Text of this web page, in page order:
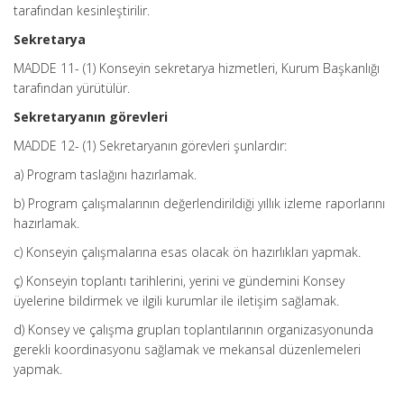
tarafından kesinleştirilir.
Sekretarya
MADDE 11- (1) Konseyin sekretarya hizmetleri, Kurum Başkanlığı
tarafından yürütülür.
Sekretaryanın görevleri
MADDE 12- (1) Sekretaryanın görevleri şunlardır:
a) Program taslağını hazırlamak.
b) Program çalışmalarının değerlendirildiği yıllık izleme raporlarını
hazırlamak.
c) Konseyin çalışmalarına esas olacak ön hazırlıkları yapmak.
ç) Konseyin toplantı tarihlerini, yerini ve gündemini Konsey
üyelerine bildirmek ve ilgili kurumlar ile iletişim sağlamak.
d) Konsey ve çalışma grupları toplantılarının organizasyonunda
gerekli koordinasyonu sağlamak ve mekansal düzenlemeleri
yapmak.